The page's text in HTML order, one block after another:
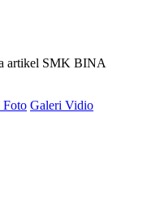
artikel SMK BINA
Foto Galeri Vidio